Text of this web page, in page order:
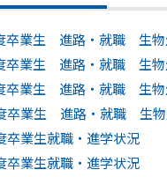
卒業生 進路・就職 生物
卒業生 進路・就職 生物
卒業生 進路・就職 生物
卒業生 進路・就職 生物
卒業生就職・進学状況
卒業生就職・進学状況